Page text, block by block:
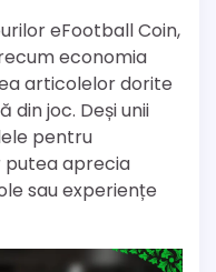
eFootball Coin,
economia
articolelor dorite
joc. Deși unii
pentru
putea aprecia
sau experiențe